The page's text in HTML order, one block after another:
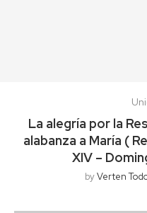
La alegría por la
alabanza a María (
XIV –
byVerten